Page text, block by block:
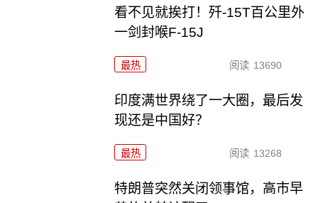
看不见就挨打！歼-15T百公里外
一剑封喉F-15J
最热 阅读 13690
印度满世界绕了一大圈，最后发
现还是中国好？
最热 阅读 13268
特朗普突然关闭领事馆，高市早